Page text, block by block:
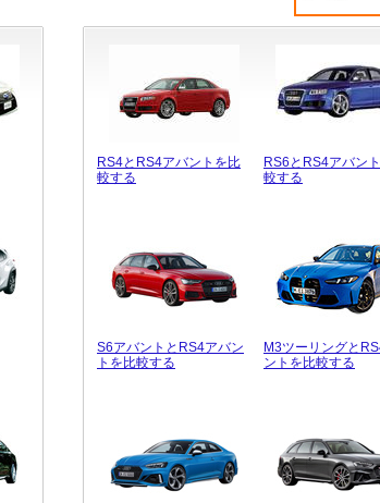
RS4とRS4アバントを比
較する
RS6とRS4アバン
較する
S6アバントとRS4アバン
トを比較する
M3ツーリングと
ントを比較する